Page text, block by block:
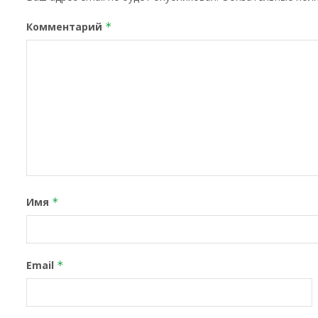
Комментарий *
Имя *
Email *